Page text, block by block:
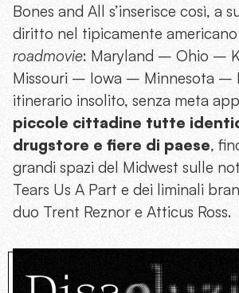
Bones and All s’inserisce così, a
diritto nel tipicamente
roadmovie: Maryland – Ohio –
Missouri – Iowa – Minnesota –
itinerario insolito, senza meta
piccole cittadine tutte
drugstore e fiere di paese,
grandi spazi del Midwest sulle
Tears Us A Part e dei liminali
duo Trent Reznor e Atticus Ross.